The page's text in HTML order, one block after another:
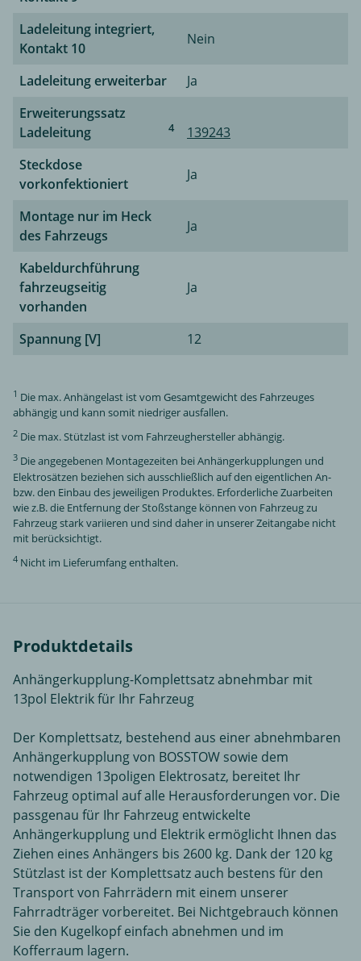
Ladeleitung integriert,
Kontakt 10
Nein
Ladeleitung erweiterbar
Ja
Erweiterungssatz
Ladeleitung
4
139243
Steckdose
vorkonfektioniert
Ja
Montage nur im Heck
des Fahrzeugs
Ja
Kabeldurchführung
fahrzeugseitig
vorhanden
Ja
Spannung [V] 12
1 Die max. Anhängelast ist vom Gesamtgewicht des Fahrzeuges
abhängig und kann somit niedriger ausfallen.
2 Die max. Stützlast ist vom Fahrzeughersteller abhängig.
3 Die angegebenen Montagezeiten bei Anhängerkupplungen und
Elektrosätzen beziehen sich ausschließlich auf den eigentlichen An-
bzw. den Einbau des jeweiligen Produktes. Erforderliche Zuarbeiten
wie z.B. die Entfernung der Stoßstange können von Fahrzeug zu
Fahrzeug stark variieren und sind daher in unserer Zeitangabe nicht
mit berücksichtigt.
4 Nicht im Lieferumfang enthalten.
Produktdetails
Anhängerkupplung-Komplettsatz abnehmbar mit
13pol Elektrik für Ihr Fahrzeug
Der Komplettsatz, bestehend aus einer abnehmbaren
Anhängerkupplung von BOSSTOW sowie dem
notwendigen 13poligen Elektrosatz, bereitet Ihr
Fahrzeug optimal auf alle Herausforderungen vor. Die
passgenau für Ihr Fahrzeug entwickelte
Anhängerkupplung und Elektrik ermöglicht Ihnen das
Ziehen eines Anhängers bis 2600 kg. Dank der 120 kg
Stützlast ist der Komplettsatz auch bestens für den
Transport von Fahrrädern mit einem unserer
Fahrradträger vorbereitet. Bei Nichtgebrauch können
Sie den Kugelkopf einfach abnehmen und im
Kofferraum lagern.